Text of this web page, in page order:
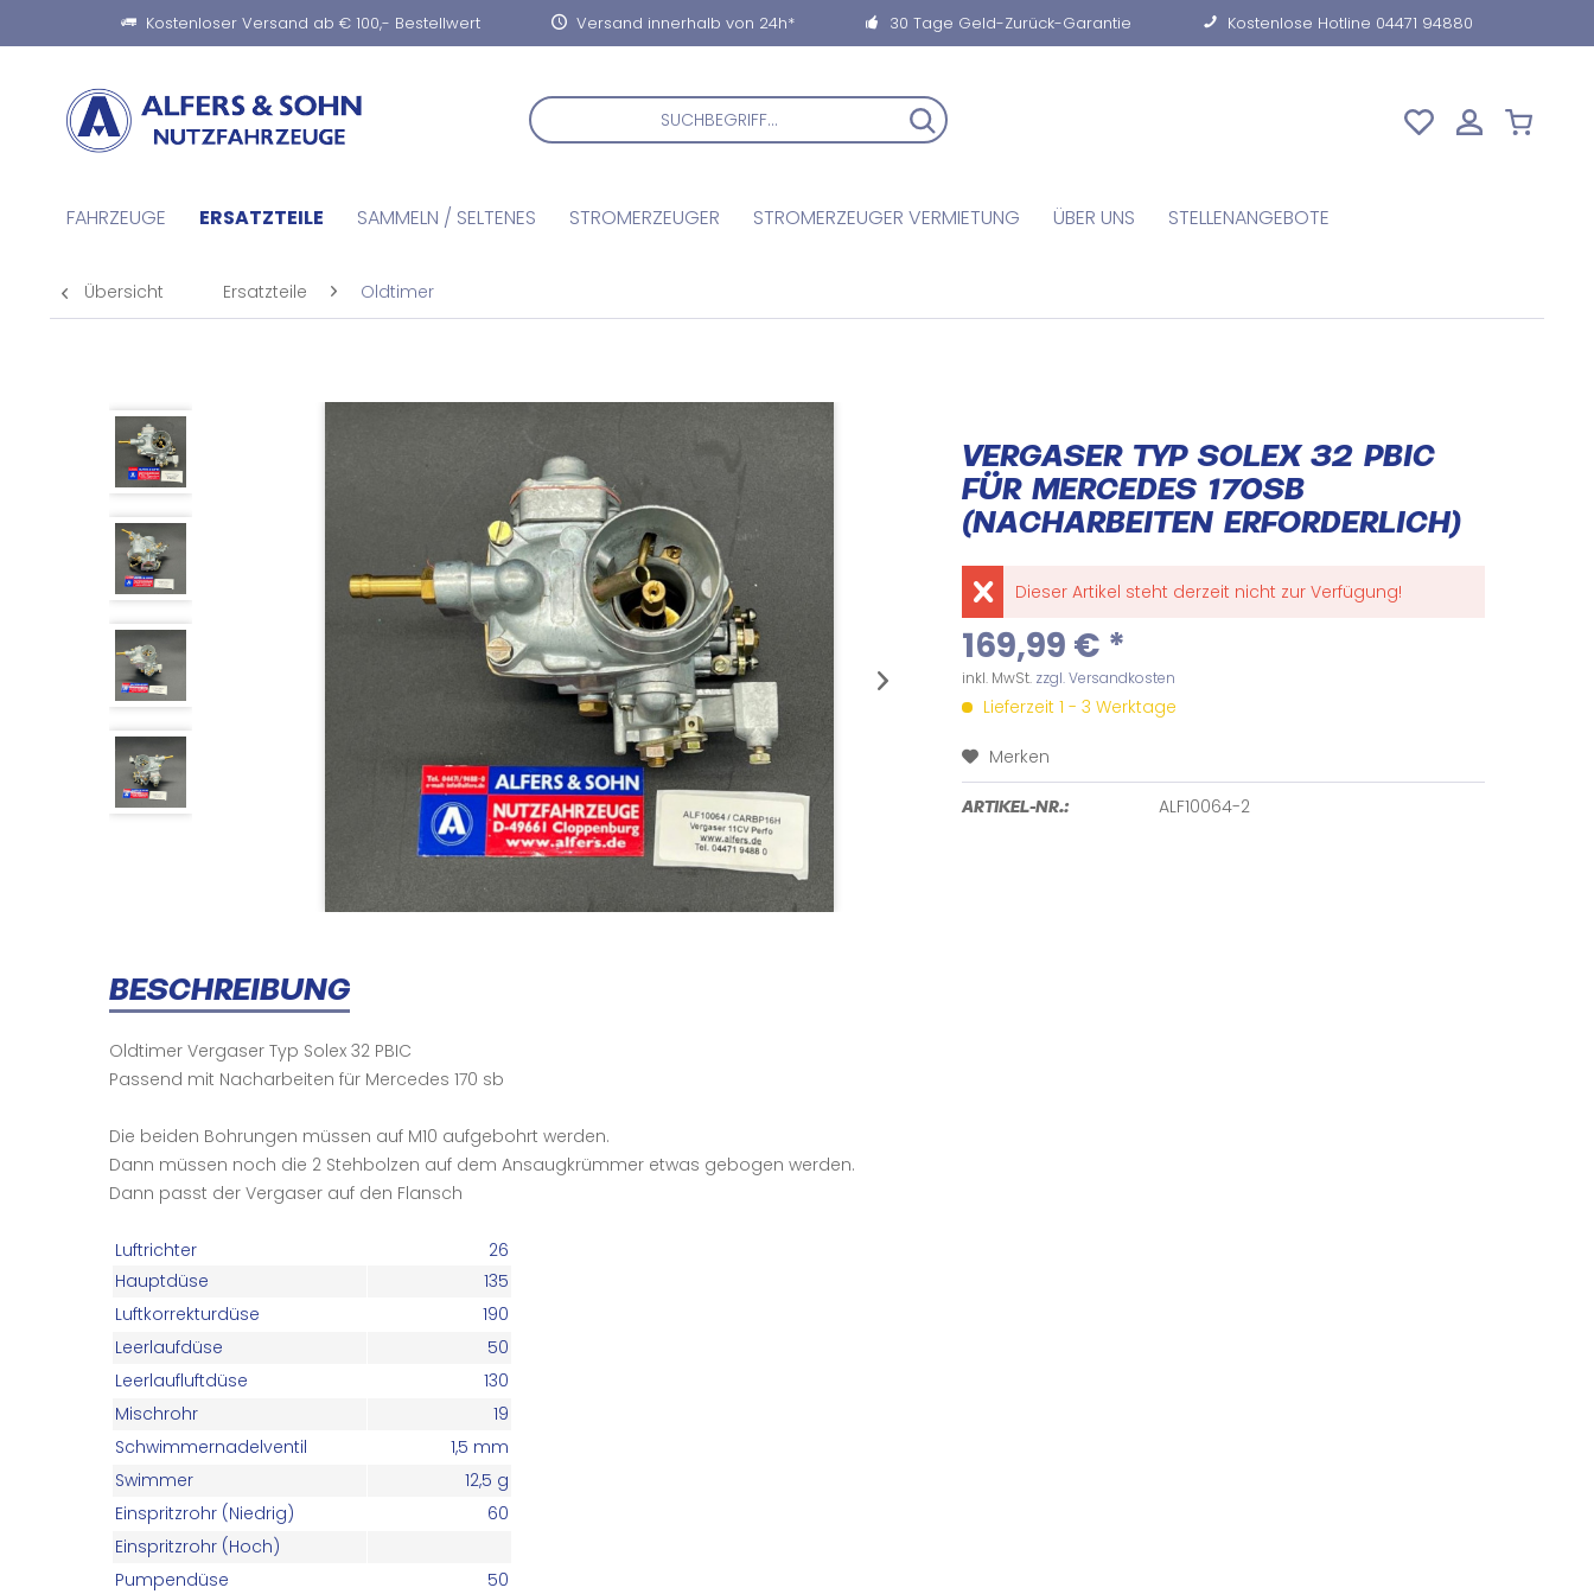
Kostenloser Versand ab € 100,- Bestellwert Versand innerhalb von 24h* 30 Tage Geld-Zurück-Garantie Kostenlose Hotline 04471 94880
FAHRZEUGE ERSATZTEILE SAMMELN / SELTENES STROMERZEUGER STROMERZEUGER VERMIETUNG ÜBER UNS STELLENANGEBOTE
Übersicht Ersatzteile Oldtimer
VERGASER TYP SOLEX 32 PBIC
FÜR MERCEDES 170SB
(NACHARBEITEN ERFORDERLICH)
Dieser Artikel steht derzeit nicht zur Verfügung!
169,99 € *
inkl. MwSt. zzgl. Versandkosten
Lieferzeit 1 - 3 Werktage
Merken
ARTIKEL-NR.: ALF10064-2
BESCHREIBUNG
Oldtimer Vergaser Typ Solex 32 PBIC
Passend mit Nacharbeiten für Mercedes 170 sb
Die beiden Bohrungen müssen auf M10 aufgebohrt werden.
Dann müssen noch die 2 Stehbolzen auf dem Ansaugkrümmer etwas gebogen werden.
Dann passt der Vergaser auf den Flansch
Luftrichter
26
Hauptdüse
135
Luftkorrekturdüse
190
Leerlaufdüse
50
Leerlaufluftdüse
130
Mischrohr
19
Schwimmernadelventil
1,5 mm
Swimmer
12,5 g
Einspritzrohr (Niedrig)
60
Einspritzrohr (Hoch)
Pumpendüse
50